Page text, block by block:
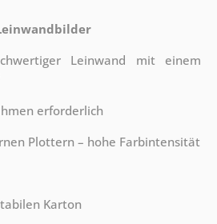
Leinwand mit einem
erforderlich
Plottern – hohe Farbintensität
Karton